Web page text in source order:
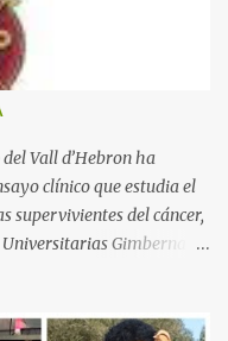
Vall d’Hebron ha
clínico que estudia el
supervivientes del cáncer,
Gimbernat,
la Fundación RCPB; la Dra.